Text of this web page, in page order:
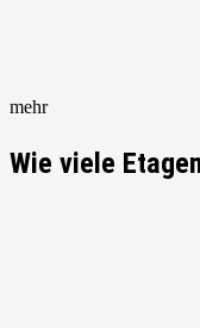
mehr
Wie viele